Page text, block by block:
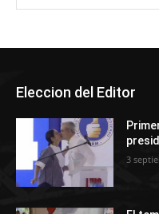
Eleccion del Editor
3